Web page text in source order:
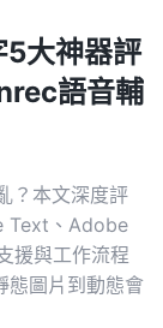
大神器評
語音輔
？本文深度評
Text、Adobe
援與工作流程
態圖片到動態會